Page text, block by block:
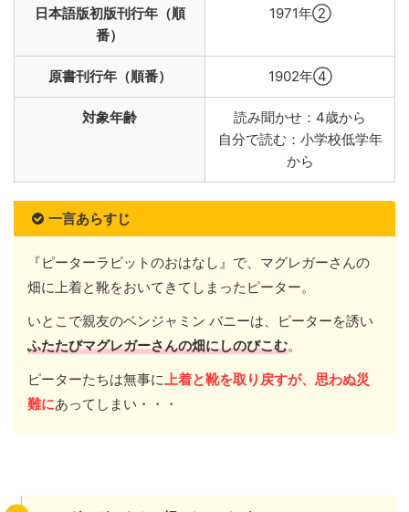
日本語版初版刊行年（順
番）
1971年②
原書刊行年（順番） 1902年④
対象年齢
読み聞かせ：4歳から
自分で読む：小学校低学年
から
一言あらすじ
『ピーターラビットのおはなし』で、マグレガーさんの
畑に上着と靴をおいてきてしまったピーター。
いとこで親友のベンジャミン バニーは、ピーターを誘い
ふたたびマグレガーさんの畑にしのびこむ。
ピーターたちは無事に 上着と靴を取り戻すが、思わぬ災
難にあってしまい・・・